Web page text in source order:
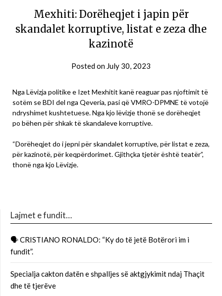
Mexhiti: Dorëheqjet i japin për
skandalet korruptive, listat e zeza dhe
kazinotë
Posted on July 30, 2023
Nga Lëvizja politike e Izet Mexhitit kanë reaguar pas njoftimit të
sotëm se BDI del nga Qeveria, pasi që VMRO-DPMNE të votojë
ndryshimet kushtetuese. Nga kjo lëvizje thonë se dorëheqjet
po bëhen për shkak të skandaleve korruptive.
“Dorëheqjet do i jepni për skandalet korruptive, për listat e zeza,
për kazinotë, për keqpërdorimet. Gjithçka tjetër është teatër”,
thonë nga kjo Lëvizje.
Lajmet e fundit…
🗣 CRISTIANO RONALDO: “Ky do të jetë Botërori im i
fundit”.
Specialja cakton datën e shpalljes së aktgjykimit ndaj Thaçit
dhe të tjerëve